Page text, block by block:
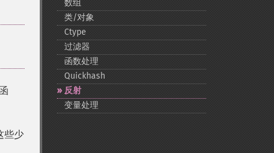
些少
数组
类/对象
Ctype
过滤器
函数处理
Quickhash
反射
变量处理